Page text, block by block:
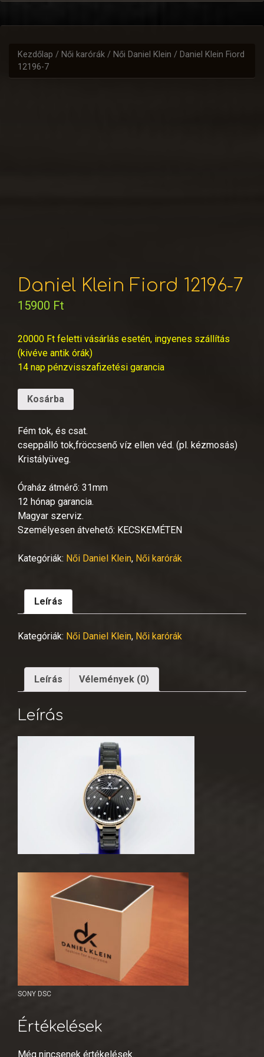
Kezdőlap / Női karórák / Női Daniel Klein / Daniel Klein Fiord
12196-7
Daniel Klein Fiord 12196-7
15900 Ft
20000 Ft feletti vásárlás esetén, ingyenes szállítás
(kivéve antik órák)
14 nap pénzvisszafizetési garancia
Kosárba
Fém tok, és csat.
cseppálló tok,fröccsenő víz ellen véd. (pl. kézmosás)
Kristályüveg.
Óraház átmérő: 31mm
12 hónap garancia.
Magyar szerviz.
Személyesen átvehető: KECSKEMÉTEN
Kategóriák: Női Daniel Klein, Női karórák
Leírás
Kategóriák: Női Daniel Klein, Női karórák
Leírás Vélemények (0)
Leírás
SONY DSC
Értékelések
Még nincsenek értékelések.